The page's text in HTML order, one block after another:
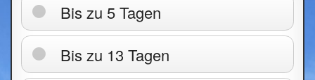
Bis zu 5 Tagen
Bis zu 13 Tagen